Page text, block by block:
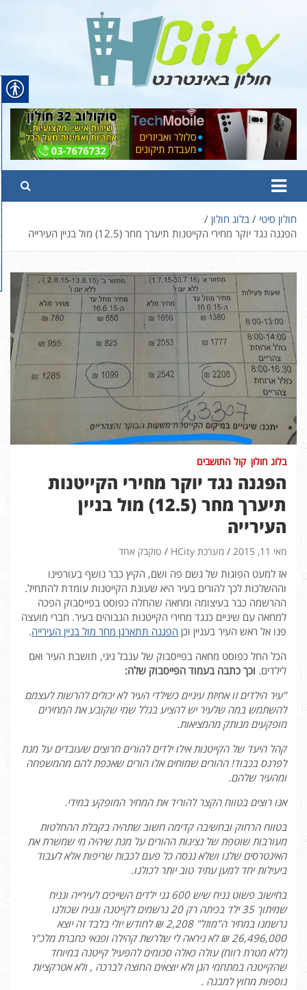
content
Hcity – חולון באינטרנט
פורטל החדשות והמידע של חולון
חולון סיטי
בלוג חולון
הפגנה נגד יוקר מחירי הקייטנות תיערך מחר (12.5) מול בניין העירייה
בלוג חולון קול התושבים
הפגנה נגד יוקר מחירי הקייטנות
תיערך מחר (12.5) מול בניין
העירייה
מאי 11, 2015 מערכת HCity טוקבק אחד
אז למעט הפוגות של גשם פה ושם, הקיץ כבר נושף בעורפינו
וההשלכות לכך להורים בעיר היא שעונת הקייטנות עומדת להתחיל.
ההרשמה כבר בעיצומה ומחאה שהחלה כפוסט בפייסבוק הפכה
למחאה עם שיניים כנגד מחירי הקייטנות הגבוהים בעיר. חברי מועצה
פנו אל ראש העיר בעניין וכן הפגנה תתארגן מחר מול בניין העירייה.
הכל החל כפוסט מחאה בפייסבוק של ענבל גיגי, תושבת העיר ואם
לילדים. וכך כתבה בעמוד הפייסבוק שלה:
"עיר הילדים זו אחיזת עיניים כשילדי העיר לא יכולים להרשות לעצמם
להשתמש במה שלעיר יש להציע בגלל שמי שקובע את המחירים
מופקעים מנותק מהמציאות.
קהל היעד של הקייטנות אילו ילדים להורים חרוצים שעובדים על מנת
לפרנס בכבוד! ההורים שמוחים אלו הורים שאכפת להם מהמשפחה
ומהעיר שלהם.
אנו רוצים בטווח הקצר להוריד את המחיר המופקע במידי.
בטווח הרחוק ובחשיבה קדימה חשוב שתהיה בקבלת ההחלטות
מעורבות שוטפת של נציגות ההורים על מנת שיהיה מי שמשרת את
האינטרסים שלנו ושלא ננסה כל פעם לכבות שריפות אלא לעבוד
ביעילות יחד למען עתיד טוב יותר לכולנו.
בחישוב פשוט נניח שיש 600 גני ילדים השייכים לעירייה ונניח
שמיתוך 35 ילד בכיתה רק 20 נרשמים לקייטנה ונניח שכולנו
נרשמנו במחיר ה"מוזל" 2,208 ₪ לחודש יולי בלבד זה יוצא
26,496,000 ₪ לא ניראה לי שלרשת קהילה ופנאי כחברת מלכ"ר
(ללא מטרת רווח) עולה כאלה סכומים להפעיל קייטנה במיוחד
שהקייטנה במתחמי הגן ולא יוצאים החוצה לברכה , ולא אטרקציות
נוספות מחוץ למבנה .